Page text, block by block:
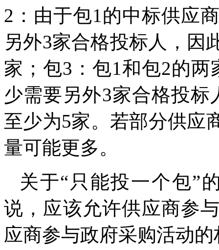
2：由于包1的中标供应
另外3家合格投标人，因
家；包3：包1和包2的
少需要另外3家合格投
至少为5家。若部分供应
量可能更多。
关于“只能投一个包”
说，应该允许供应商参
应商参与政府采购活动的